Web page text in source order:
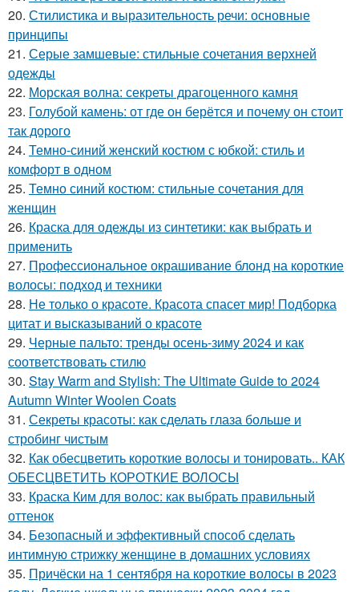
20. Стилистика и выразительность речи: основные
принципы
21. Серые замшевые: стильные сочетания верхней
одежды
22. Морская волна: секреты драгоценного камня
23. Голубой камень: от где он берётся и почему он стоит
так дорого
24. Темно-синий женский костюм с юбкой: стиль и
комфорт в одном
25. Темно синий костюм: стильные сочетания для
женщин
26. Краска для одежды из синтетики: как выбрать и
применить
27. Профессиональное окрашивание блонд на короткие
волосы: подход и техники
28. Не только о красоте. Красота спасет мир! Подборка
цитат и высказываний о красоте
29. Черные пальто: тренды осень-зиму 2024 и как
соответствовать стилю
30. Stay Warm and Stylish: The Ultimate Guide to 2024
Autumn Winter Woolen Coats
31. Секреты красоты: как сделать глаза больше и
стробинг чистым
32. Как обесцветить короткие волосы и тонировать.. КАК
ОБЕСЦВЕТИТЬ КОРОТКИЕ ВОЛОСЫ
33. Краска Ким для волос: как выбрать правильный
оттенок
34. Безопасный и эффективный способ сделать
интимную стрижку женщине в домашних условиях
35. Причёски на 1 сентября на короткие волосы в 2023